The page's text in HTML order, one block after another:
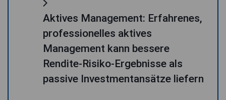
Aktives Management: Erfahrenes,
professionelles aktives
Management kann bessere
Rendite-Risiko-Ergebnisse als
passive Investmentansätze liefern